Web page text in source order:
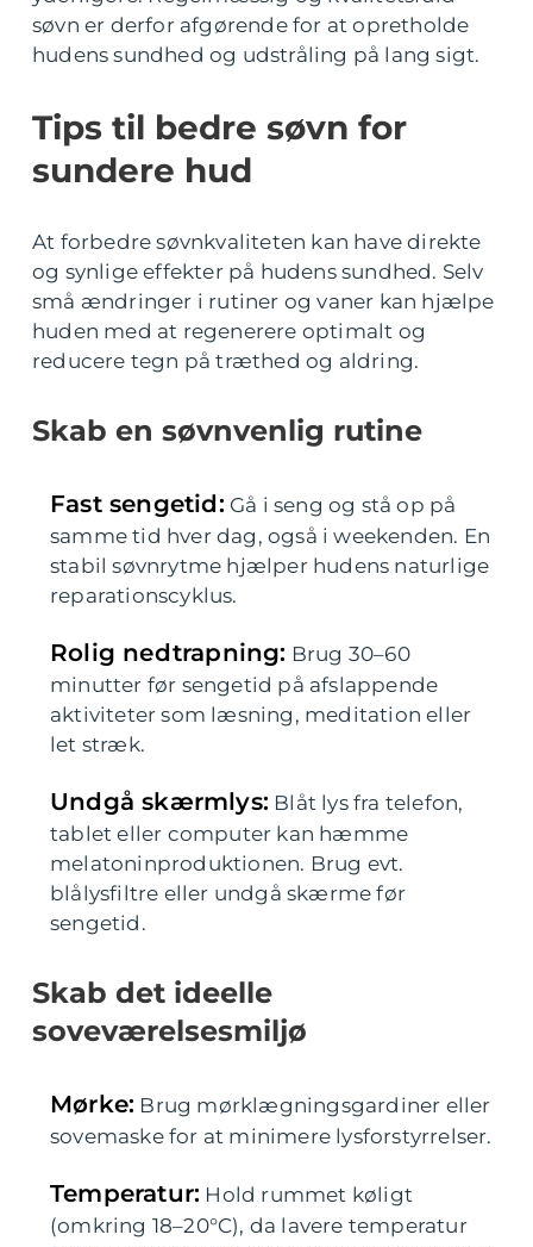
søvn er derfor afgørende for at opretholde
hudens sundhed og udstråling på lang sigt.
Tips til bedre søvn for
sundere hud
At forbedre søvnkvaliteten kan have direkte
og synlige effekter på hudens sundhed. Selv
små ændringer i rutiner og vaner kan hjælpe
huden med at regenerere optimalt og
reducere tegn på træthed og aldring.
Skab en søvnvenlig rutine
Fast sengetid: Gå i seng og stå op på
samme tid hver dag, også i weekenden. En
stabil søvnrytme hjælper hudens naturlige
reparationscyklus.
Rolig nedtrapning: Brug 30–60
minutter før sengetid på afslappende
aktiviteter som læsning, meditation eller
let stræk.
Undgå skærmlys: Blåt lys fra telefon,
tablet eller computer kan hæmme
melatoninproduktionen. Brug evt.
blålysfiltre eller undgå skærme før
sengetid.
Skab det ideelle
soveværelsesmiljø
Mørke: Brug mørklægningsgardiner eller
sovemaske for at minimere lysforstyrrelser.
Temperatur: Hold rummet køligt
(omkring 18–20°C), da lavere temperatur